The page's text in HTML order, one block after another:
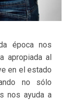
época nos
apropiada al
en el estado
no sólo
nos ayuda a